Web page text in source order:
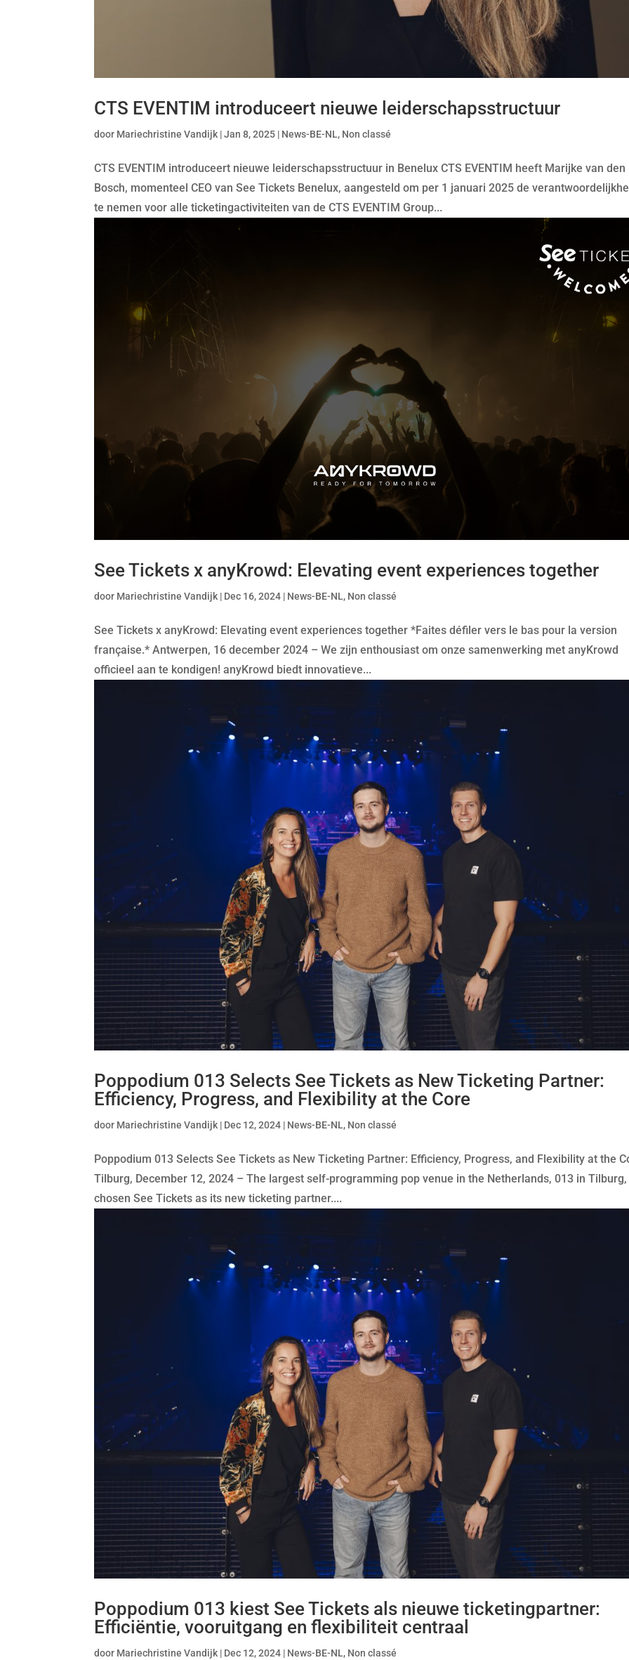
CTS EVENTIM introduceert nieuwe leiderschapsstructuur
door Mariechristine Vandijk |Jan 8, 2025 | News-BE-NL, Non classé
CTS EVENTIM introduceert nieuwe leiderschapsstructuur in Benelux CTS EVENTIM heeft Marijke van den
Bosch, momenteel CEO van See Tickets Benelux, aangesteld om per 1 januari 2025 de
te nemen voor alle ticketingactiviteiten van de CTS EVENTIM Group...
See Tickets x anyKrowd: Elevating event experiences together
door Mariechristine Vandijk | Dec 16, 2024 | News-BE-NL, Non classé
See Tickets x anyKrowd: Elevating event experiences together *Faites défiler vers le bas pour la version
française.* Antwerpen, 16 december 2024 – We zijn enthousiast om onze samenwerking met anyKrowd
officieel aan te kondigen! anyKrowd biedt innovatieve...
Poppodium 013 Selects See Tickets as New Ticketing Partner:
Efficiency, Progress, and Flexibility at the Core
door Mariechristine Vandijk | Dec 12, 2024 | News-BE-NL, Non classé
Poppodium 013 Selects See Tickets as New Ticketing Partner: Efficiency, Progress, and Flexibility at the
Tilburg, December 12, 2024 – The largest self-programming pop venue in the Netherlands, 013 in
chosen See Tickets as its new ticketing partner....
Poppodium 013 kiest See Tickets als nieuwe ticketingpartner:
Efficiëntie, vooruitgang en flexibiliteit centraal
door Mariechristine Vandijk | Dec 12, 2024 | News-BE-NL, Non classé